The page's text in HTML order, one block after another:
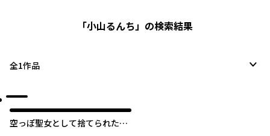
「小山るんち」の検索結果
全1作品
空っぽ聖女として捨てられたは